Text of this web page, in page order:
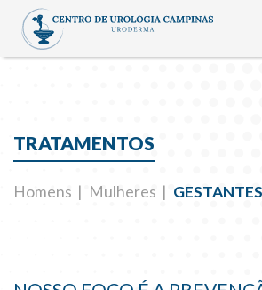
TRATAMENTOS
Homens Mulheres GESTANTES